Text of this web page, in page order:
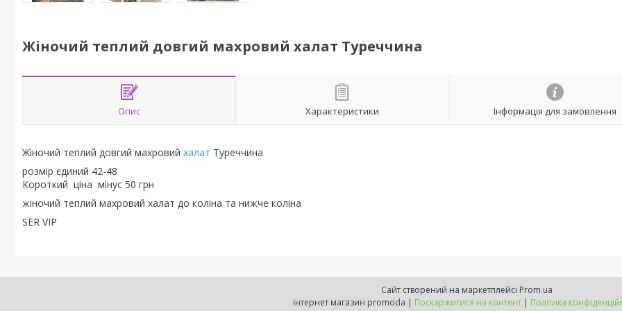
Жіночий теплий довгий махровий халат Туреччина
Опис Характеристики Інформація для замовлення
Жіночий теплий довгий махровий халат Туреччина
розмір єдиний 42-48
Короткий ціна мінус 50 грн
жіночий теплий махровий халат до коліна та нижче коліна
SER VIP
Сайт створений на маркетплейсі Prom.ua
інтернет магазин promoda | Поскаржитися на контент | Політика